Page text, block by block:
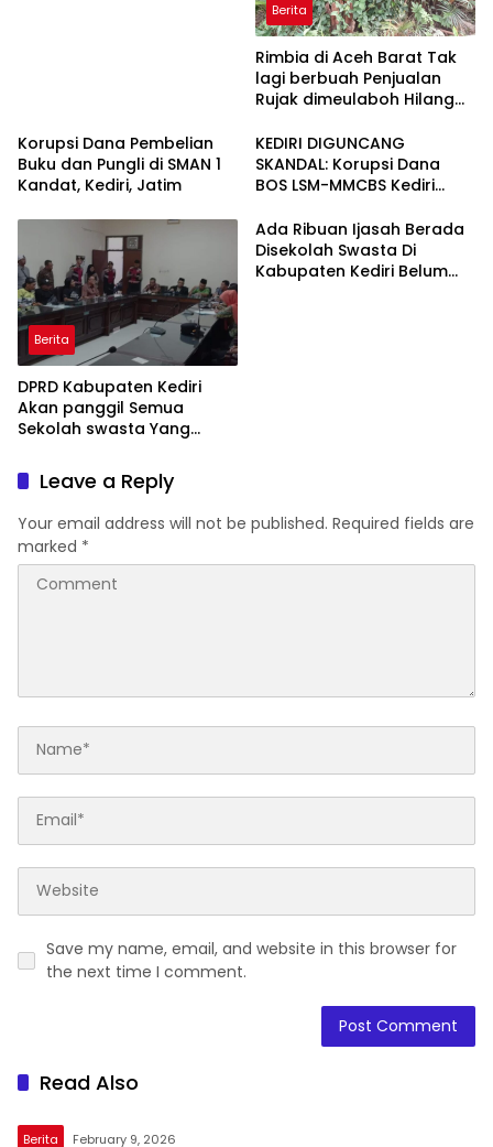
Berita
Rimbia di Aceh Barat Tak
lagi berbuah Penjualan
Rujak dimeulaboh Hilang
Korupsi Dana Pembelian
Buku dan Pungli di SMAN 1
Kandat, Kediri, Jatim
KEDIRI DIGUNCANG
SKANDAL: Korupsi Dana
BOS LSM-MMCBS Kediri
Dinas Pendidikan
Kabupaten Kediri Menuntut
Kepala Dinas Pendidikan di
Berita
DPRD Kabupaten Kediri
Akan panggil Semua
Sekolah swasta Yang
Ada Ribuan Ijasah Berada
Disekolah Swasta Di
Kabupaten Kediri Belum
Leave a Reply
Your email address will not be published. Required fields are
marked *
Save my name, email, and website in this browser for
the next time I comment.
Read Also
Berita February 9, 2026